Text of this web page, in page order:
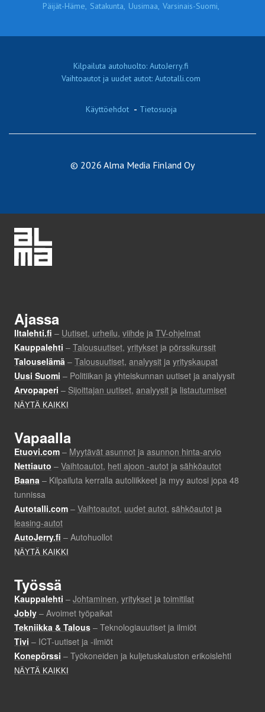
Päijät-Häme, Satakunta, Uusimaa, Varsinais-Suomi,
Kilpailuta autohuolto: AutoJerry.fi
Vaihtoautot ja uudet autot: Autotalli.com
Käyttöehdot - Tietosuoja
© 2026 Alma Media Finland Oy